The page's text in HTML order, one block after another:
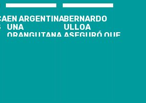
EN ARGENTINA
UNA
ORANGUTANA
BERNARDO
ULLOA
ASEGURÓ QUE